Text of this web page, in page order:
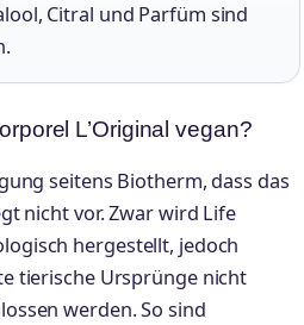
Citral und Parfüm sind
L’Original vegan?
seitens Biotherm, dass das
nicht vor. Zwar wird Life
hergestellt, jedoch
tierische Ursprünge nicht
werden. So sind